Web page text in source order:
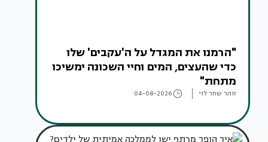
"הרמנו את המגדל על ה'עקבים' שלו
כדי שהעצים, המים וחיי השכונה ימשיכו
מתחת"
זוהר שחר לוי 04-08-2026